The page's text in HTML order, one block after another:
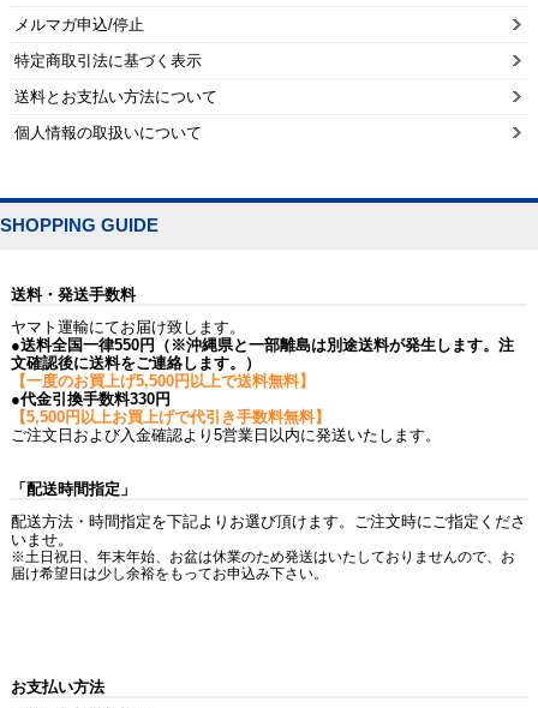
メルマガ申込/停止
特定商取引法に基づく表示
送料とお支払い方法について
個人情報の取扱いについて
SHOPPING GUIDE
送料・発送手数料
ヤマト運輸にてお届け致します。
●送料全国一律550円（※沖縄県と一部離島は別途送料が発生します。注
文確認後に送料をご連絡します。）
【一度のお買上げ5,500円以上で送料無料】
●代金引換手数料330円
【5,500円以上お買上げで代引き手数料無料】
ご注文日および入金確認より5営業日以内に発送いたします。
「配送時間指定」
配送方法・時間指定を下記よりお選び頂けます。ご注文時にご指定くださ
いませ。
※土日祝日、年末年始、お盆は休業のため発送はいたしておりませんので、お
届け希望日は少し余裕をもってお申込み下さい。
お支払い方法